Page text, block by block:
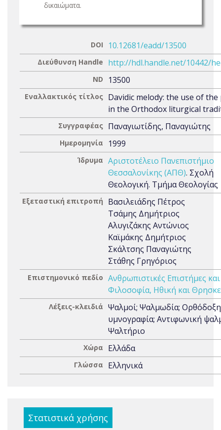
δικαιώματα.
DOI 10.12681/eadd/13500
Διεύθυνση Handle http://hdl.handle.net/10442/
ND 13500
Εναλλακτικός τίτλος Davidic melody: the use of
in the Orthodox liturgical
Συγγραφέας Παναγιωτίδης, Παναγιώτης
Ημερομηνία 1999
Ίδρυμα Αριστοτέλειο Πανεπιστήμιο
Θεσσαλονίκης (ΑΠΘ). Σχολή
Θεολογική. Τμήμα Θεολογίας
Εξεταστική επιτροπή
Βασιλειάδης Πέτρος
Τσάμης Δημήτριος
Αλυγιζάκης Αντώνιος
Καϊμάκης Δημήτριος
Σκάλτσης Παναγιώτης
Στάθης Γρηγόριος
Επιστημονικό πεδίο Ανθρωπιστικές Επιστήμες
Φιλοσοφία, Ηθική και
Λέξεις-κλειδιά Ψαλμοί; Ψαλμωδία; Ορθόδοξη
υμνογραφία; Αντιφωνική
Ψαλτήριο
Χώρα Ελλάδα
Γλώσσα Ελληνικά
Στατιστικά χρήσης